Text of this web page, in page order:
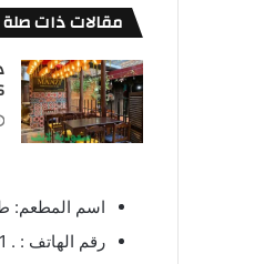
مقالات ذات صلة
اسم المطعم:
رقم الهاتف : . 966920000001 +